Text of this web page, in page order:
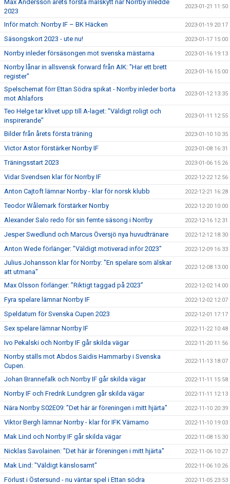
Max Andersson årets första målskytt när Norrby inledde
2023
2023-01-21 11:50
Inför match: Norrby IF – BK Häcken 2023-01-19 20:17
Säsongskort 2023 - ute nu! 2023-01-17 15:00
Norrby inleder försäsongen mot svenska mästarna 2023-01-16 19:13
Norrby lånar in allsvensk forward från AIK: "Har ett brett
register"
2023-01-16 15:00
Spelschemat förr Ettan Södra spikat - Norrby inleder borta
mot Ahlafors
2023-01-12 13:35
Teo Helge tar klivet upp till A-laget: "Väldigt roligt och
inspirerande"
2023-01-11 12:55
Bilder från årets första träning 2023-01-10 10:35
Victor Astor förstärker Norrby IF 2023-01-08 16:31
Träningsstart 2023 2023-01-06 15:26
Vidar Svendsen klar för Norrby IF 2022-12-22 12:56
Anton Cajtoft lämnar Norrby - klar för norsk klubb 2022-12-21 16:28
Teodor Wålemark förstärker Norrby 2022-12-20 10:00
Alexander Salo redo för sin femte säsong i Norrby 2022-12-16 12:31
Jesper Swedlund och Marcus Översjö nya huvudtränare 2022-12-12 18:30
Anton Wede förlänger: ”Väldigt motiverad inför 2023" 2022-12-09 16:33
Julius Johansson klar för Norrby: "En spelare som älskar
att utmana"
2022-12-08 13:00
Max Olsson förlänger: ”Riktigt taggad på 2023” 2022-12-02 14:00
Fyra spelare lämnar Norrby IF 2022-12-02 12:07
Speldatum för Svenska Cupen 2023 2022-12-01 17:17
Sex spelare lämnar Norrby IF 2022-11-22 10:48
Ivo Pekalski och Norrby IF går skilda vägar 2022-11-20 11:56
Norrby ställs mot Abdos Saidis Hammarby i Svenska
Cupen.
2022-11-13 18:07
Johan Brannefalk och Norrby IF går skilda vägar 2022-11-11 15:58
Norrby IF och Fredrik Lundgren går skilda vägar 2022-11-11 12:13
Nära Norrby S02E09: "Det här är föreningen i mitt hjärta" 2022-11-10 20:39
Viktor Bergh lämnar Norrby - klar för IFK Värnamo 2022-11-10 19:03
Mak Lind och Norrby IF går skilda vägar 2022-11-08 15:30
Nicklas Savolainen: "Det här är föreningen i mitt hjärta" 2022-11-06 10:27
Mak Lind: "Väldigt känslosamt" 2022-11-06 10:26
Förlust i Östersund - nu väntar spel i Ettan södra 2022-11-05 23:53